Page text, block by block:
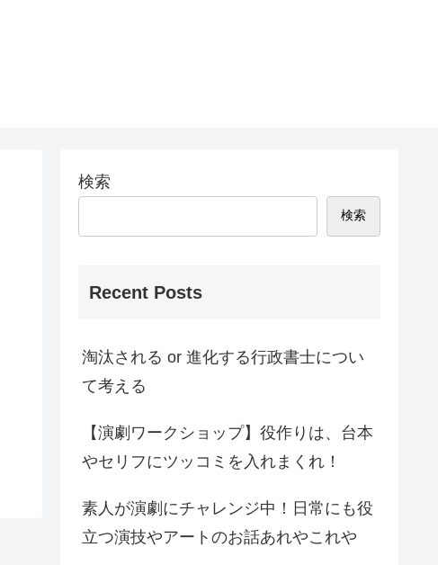
検索
検索
Recent Posts
淘汰される or 進化する行政書士につい
て考える
【演劇ワークショップ】役作りは、台本
やセリフにツッコミを入れまくれ！
素人が演劇にチャレンジ中！日常にも役
立つ演技やアートのお話あれやこれや